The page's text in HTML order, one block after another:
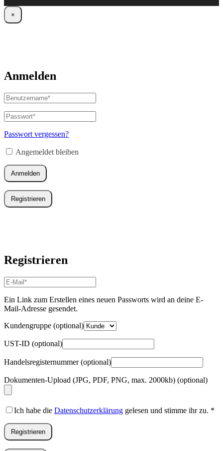
×
Anmelden
Benutzername
oder
E-
Mail-
Adresse*
Passwort*
Erforderlich
Passwort vergessen?
Angemeldet bleiben
Anmelden
Registrieren
Registrieren
E-
Mail-
Adresse*
Erforderlich
Ein Link zum Erstellen eines neuen Passworts wird an deine E-
Mail-Adresse gesendet.
Kundengruppe (optional)
UST-ID (optional)
Handelsregisternummer(optional)
Dokumenten-Upload (JPG, PDF, PNG, max. 2000kb) (optional)
Ich habe die Datenschutzerklärung gelesen und stimme ihr zu. *
Registrieren